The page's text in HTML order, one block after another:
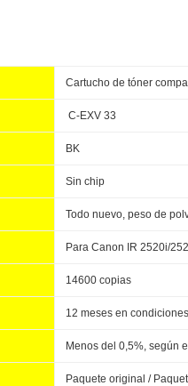
Cartucho de tóner
C-EXV 33
BK
Sin chip
Todo nuevo, peso de
Para Canon IR 2520i/
14600 copias
12 meses en
Menos del 0,5%, según
Paquete original /